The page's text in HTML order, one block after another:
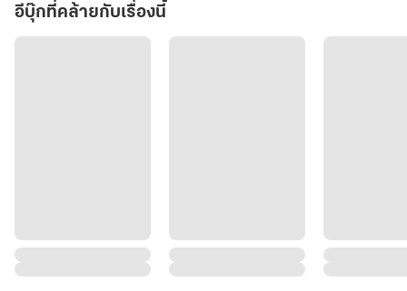
อีบุ๊กที่คล้ายกับเรื่องนี้